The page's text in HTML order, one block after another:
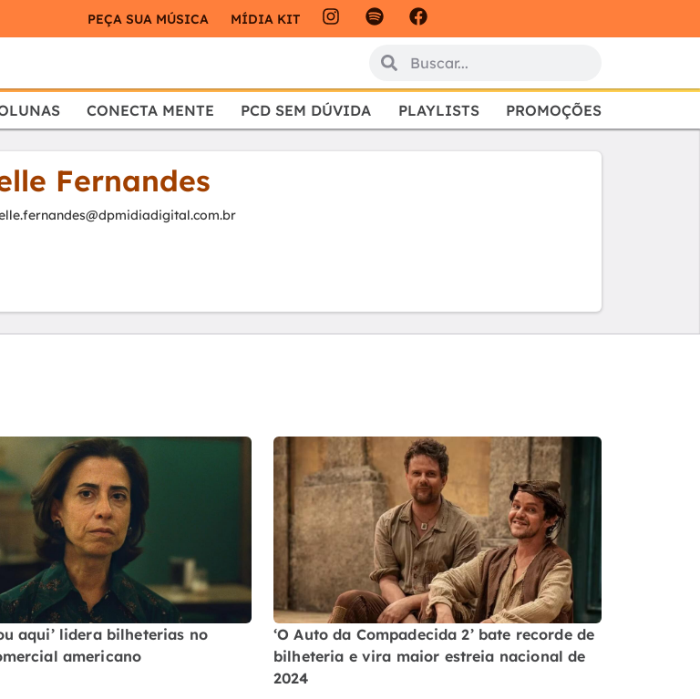
PEÇA SUA MÚSICA MÍDIA KIT
CONECTA MENTE PCD SEM DÚVIDA PLAYLISTS PROMOÇÕES
Fernandes
aqui’ lidera bilheterias no
americano
‘O Auto da Compadecida 2’ bate recorde de
bilheteria e vira maior estreia nacional de
2024